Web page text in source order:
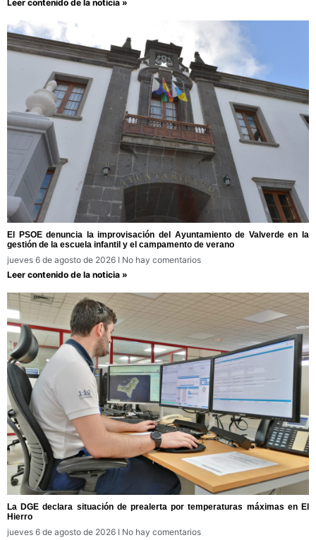
Leer contenido de la noticia »
El PSOE denuncia la improvisación del Ayuntamiento de Valverde en la
gestión de la escuela infantil y el campamento de verano
jueves 6 de agosto de 2026
No hay comentarios
Leer contenido de la noticia »
La DGE declara situación de prealerta por temperaturas máximas en El
Hierro
jueves 6 de agosto de 2026
No hay comentarios